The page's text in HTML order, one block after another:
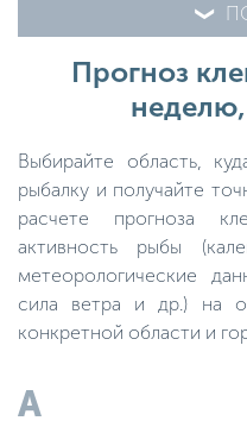
Прогноз
Выбирайте область,
рыбалку и получайте
расчете прогноза
активность рыбы
метеорологические
сила ветра и др.) на
конкретной области и
А